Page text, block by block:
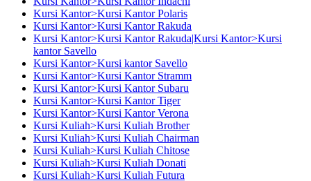
Kursi Kantor>Kursi Kantor Polaris
Kursi Kantor>Kursi Kantor Rakuda
Kursi Kantor>Kursi Kantor Rakuda|Kursi Kantor>Kursi
kantor Savello
Kursi Kantor>Kursi kantor Savello
Kursi Kantor>Kursi Kantor Stramm
Kursi Kantor>Kursi Kantor Subaru
Kursi Kantor>Kursi Kantor Tiger
Kursi Kantor>Kursi Kantor Verona
Kursi Kuliah>Kursi Kuliah Brother
Kursi Kuliah>Kursi Kuliah Chairman
Kursi Kuliah>Kursi Kuliah Chitose
Kursi Kuliah>Kursi Kuliah Donati
Kursi Kuliah>Kursi Kuliah Futura